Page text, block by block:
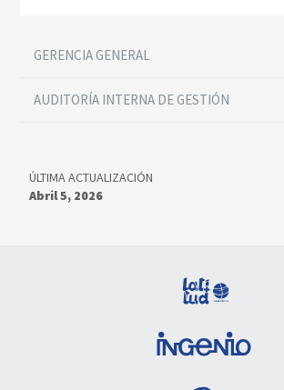
GERENCIA GENERAL
AUDITORÍA INTERNA DE GESTIÓN
ÚLTIMA ACTUALIZACIÓN
Abril 5, 2026